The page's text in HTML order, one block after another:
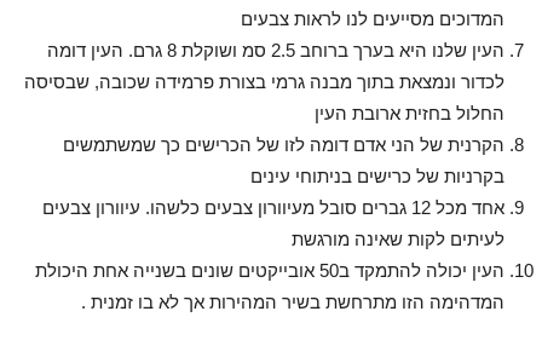
המדוכים מסייעים לנו לראות צבעים
העין שלנו היא בערך ברוחב 2.5 סמ ושוקלת 8 גרם. העין דומה
לכדור ונמצאת בתוך מבנה גרמי בצורת פרמידה שכובה, שבסיסה
החלול בחזית ארובת העין
הקרנית של הני אדם דומה לזו של הכרישים כך שמשתמשים
בקרניות של כרישים בניתוחי עינים
אחד מכל 12 גברים סובל מעיוורון צבעים כלשהו. עיוורון צבעים
לעיתים לקות שאינה מורגשת
העין יכולה להתמקד ב50 אובייקטים שונים בשנייה אחת היכולת
המדהימה הזו מתרחשת בשיר המהירות אך לא בו זמנית .